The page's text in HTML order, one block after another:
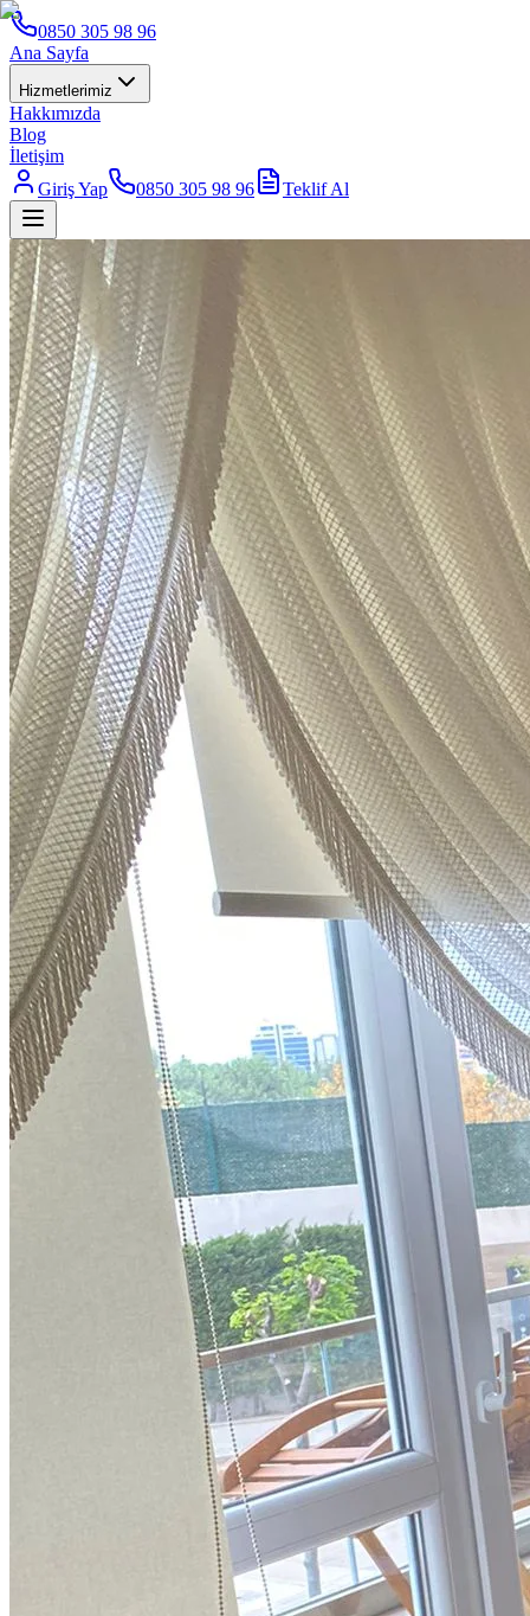
0850 305 98 96
Ana Sayfa
Hizmetlerimiz
Hakkımızda
Blog
İletişim
Giriş Yap
0850 305 98 96 Teklif Al